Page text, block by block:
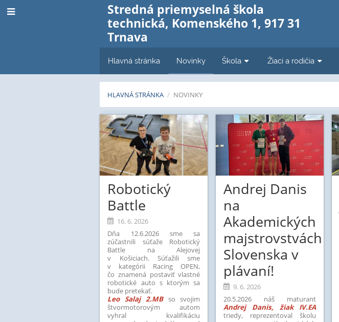
Stredná priemyselná škola
technická, Komenského 1, 917 31
Trnava
Hlavná stránka Novinky Škola Žiaci a rodičia
HLAVNÁ STRÁNKA / NOVINKY
Novinky
Robotický
Battle
16. 6. 2026
Dňa 12.6.2026 sme sa
zúčastnili súťaže Robotický
Battle na Alejovej
v Košiciach.Súťažili sme
v kategórii Racing OPEN,
čo znamená postaviť vlastné
robotické auto s ktorým sa
bude pretekať.
Leo Salaj 2.MBso svojim
štvormotorovým autom
vyhral kvalifikáciu
Andrej Danis
na
Akademických
majstrovstvách
Slovenska v
plávaní!
9. 6. 2026
20.5.2026 náš maturant
Andrej Danis, žiak IV.EA
triedy, reprezentoval školu